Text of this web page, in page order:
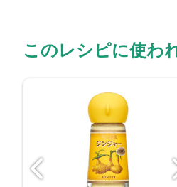
このレシピに使わ